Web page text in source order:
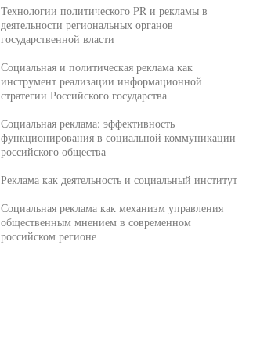
Технологии политического PR и рекламы в
деятельности региональных органов
государственной власти
Социальная и политическая реклама как
инструмент реализации информационной
стратегии Российского государства
Социальная реклама: эффективность
функционирования в социальной коммуникации
российского общества
Реклама как деятельность и социальный институт
Социальная реклама как механизм управления
общественным мнением в современном
российском регионе